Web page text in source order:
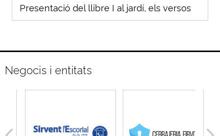
Presentació del llibre I al jardí, els versos
Negocis i entitats